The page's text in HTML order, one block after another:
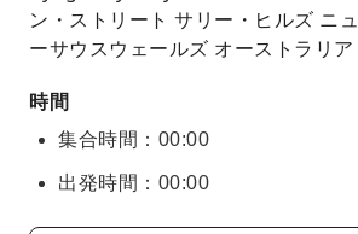
ン・ストリート サリー・ヒルズ ニュ
ーサウスウェールズ オーストラリア
時間
集合時間：00:00
出発時間：00:00